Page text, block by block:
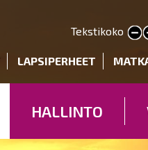
pääsisältöön
Tekstikoko
Pienennä tekstin kokoa
Suurenna tekstin
LAPSIPERHEET
HALLINTO